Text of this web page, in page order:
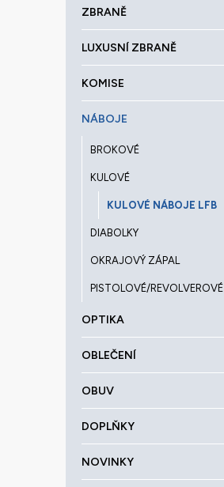
ZBRANĚ
LUXUSNÍ ZBRANĚ
KOMISE
NÁBOJE
BROKOVÉ
KULOVÉ
KULOVÉ NÁBOJE LFB
DIABOLKY
OKRAJOVÝ ZÁPAL
PISTOLOVÉ/REVOLVEROVÉ
OPTIKA
OBLEČENÍ
OBUV
DOPLŇKY
NOVINKY